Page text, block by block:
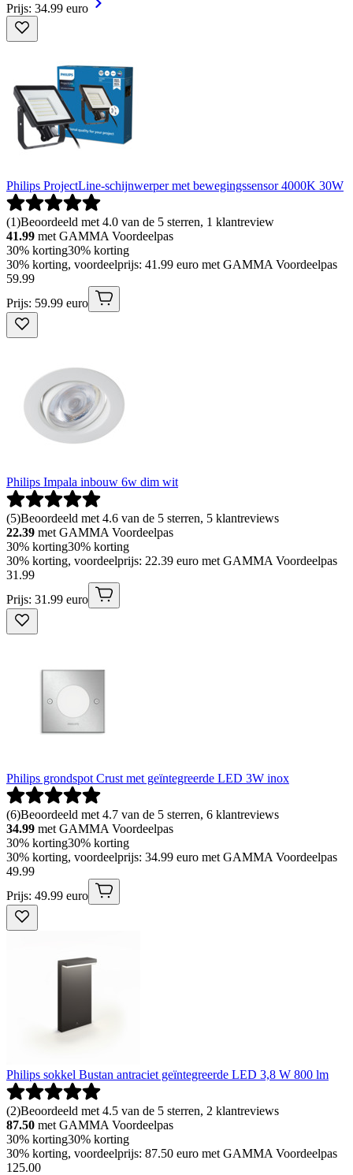
Prijs: 34.99 euro
Philips ProjectLine-schijnwerper met bewegingssensor 4000K 30W
(1)Beoordeeld met 4.0 van de 5 sterren, 1 klantreview
41.99 met GAMMA Voordeelpas
30% korting30% korting
30% korting, voordeelprijs: 41.99 euro met GAMMA Voordeelpas
59.99
Prijs: 59.99 euro
Philips Impala inbouw 6w dim wit
(5)Beoordeeld met 4.6 van de 5 sterren, 5 klantreviews
22.39 met GAMMA Voordeelpas
30% korting30% korting
30% korting, voordeelprijs: 22.39 euro met GAMMA Voordeelpas
31 .99
Prijs: 31.99 euro
Philips grondspot Crust met geïntegreerde LED 3W inox
(6)Beoordeeld met 4.7 van de 5 sterren, 6 klantreviews
34.99 met GAMMA Voordeelpas
30% korting30% korting
30% korting, voordeelprijs: 34.99 euro met GAMMA Voordeelpas
49.99
Prijs: 49.99 euro
Philips sokkel Bustan antraciet geïntegreerde LED 3,8 W 800 lm
(2)Beoordeeld met 4.5 van de 5 sterren, 2 klantreviews
87.50 met GAMMA Voordeelpas
30% korting30% korting
30% korting, voordeelprijs: 87.50 euro met GAMMA Voordeelpas
125.00